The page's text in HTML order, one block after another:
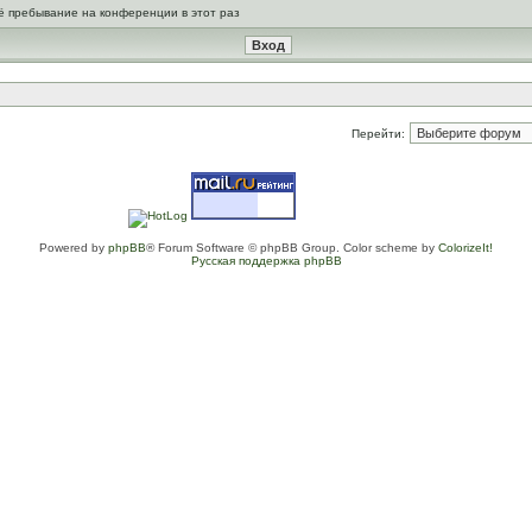
пребывание на конференции в этот раз
Перейти:
Powered by phpBB® Forum Software © phpBB Group. Color scheme by ColorizeIt!
Русская поддержка phpBB